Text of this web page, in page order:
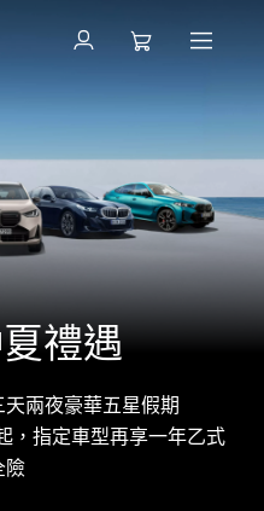
禮遇
兩夜豪華五星假期
，指定車型再享一年乙式
險